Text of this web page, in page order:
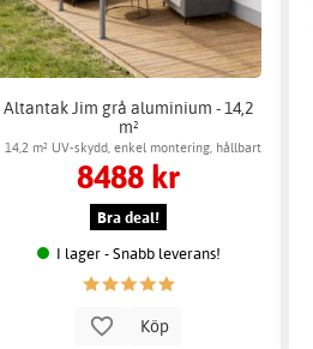
Altantak Jim grå aluminium - 14,2
m²
14,2 m² UV-skydd, enkel montering, hållbart
8488 kr
Bra deal!
I lager - Snabb leverans!
Köp